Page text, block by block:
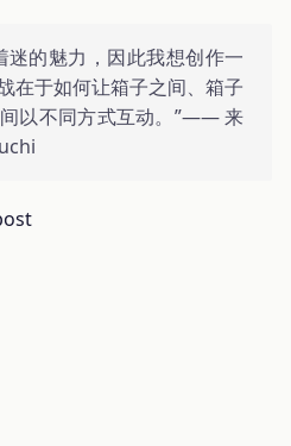
迷的魅力，因此我想创作一
在于如何让箱子之间、箱子
以不同方式互动。”—— 来